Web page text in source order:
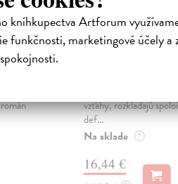
kníhkupectva Artforum
funkčnosti, marketingové účely a
Sociálne siete
byť zničené
vzťahy, rozkladajú
def...
Na sklade ?
16,44 €